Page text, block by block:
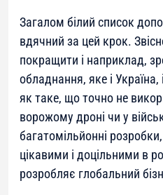
Загалом білий список
вдячний за цей крок.
покращити і наприклад,
обладнання, яке і
як таке, що точно не
ворожому дроні чи у
багатомільйонні
цікавими і доцільними в
розробляє глобальний